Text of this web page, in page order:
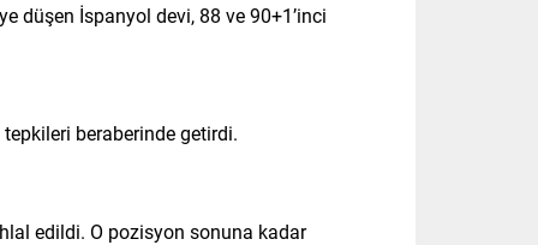
düşen İspanyol devi, 88 ve 90+1’inci
beraberinde getirdi.
edildi. O pozisyon sonuna kadar